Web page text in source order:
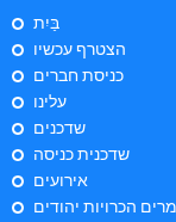
בַּיִת
הצטרף עכשיו
כניסת חברים
עלינו
שדכנים
שדכנית כניסה
אירועים
הכרויות יהודים